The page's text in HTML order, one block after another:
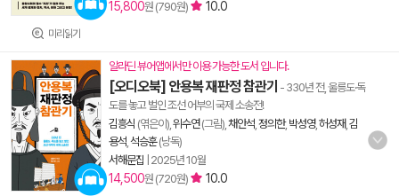
미리읽기
15,800원 (790원) 10.0
알라딘 뷰어앱에서만 이용 가능한 도서 입니다.
[오디오북] 안용복 재판정 참관기 - 330년 전, 울릉도·독
도를 놓고 벌인 조선 어부의 국제 소송전!
김흥식 (엮은이), 위수연(그림), 채안석 정의한, 박성영, 허성재 김
용석 석승훈(낭독)
서해문집 2025년 10월
14,500원 (720원) 10.0